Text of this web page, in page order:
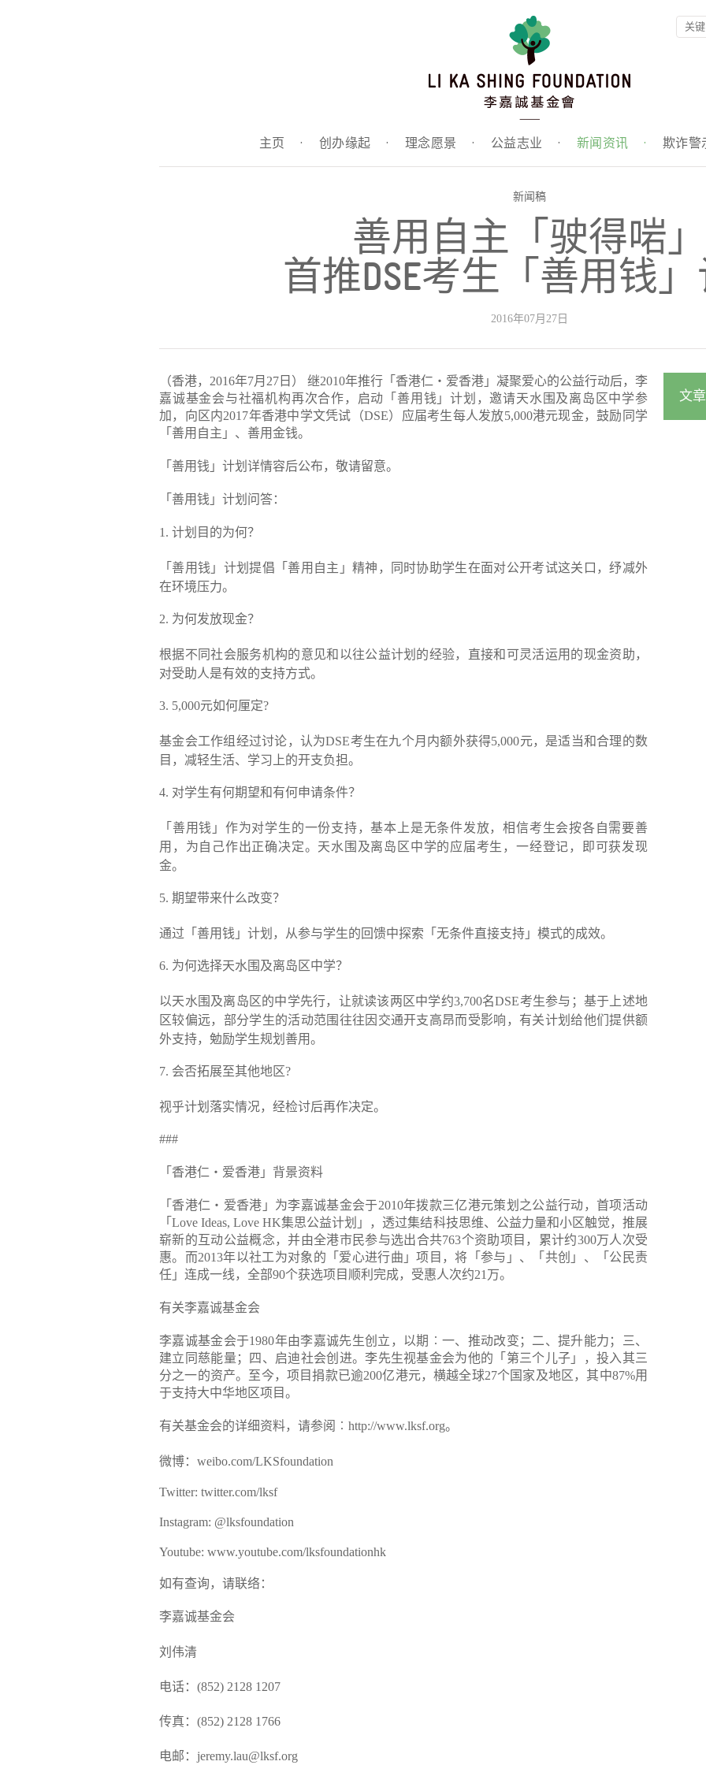
主页 · 创办缘起 · 理念愿景 · 公益志业 · 新闻资讯 · 欺诈警
新闻稿
善用自主「驶得啱」
首推DSE考生「善用钱
2016年07月27日
（香港，2016年7月27日） 继2010年推行「香港仁‧爱香港」凝聚爱心的公益行动后，李
嘉诚基金会与社福机构再次合作，启动「善用钱」计划，邀请天水围及离岛区中学参
加，向区内2017年香港中学文凭试（DSE）应届考生每人发放5,000港元现金，鼓励同学
「善用自主」、善用金钱。
「善用钱」计划详情容后公布，敬请留意。
「善用钱」计划问答：
1. 计划目的为何？
「善用钱」计划提倡「善用自主」精神，同时协助学生在面对公开考试这关口，纾减外
在环境压力。
2. 为何发放现金？
根据不同社会服务机构的意见和以往公益计划的经验，直接和可灵活运用的现金资助，
对受助人是有效的支持方式。
3. 5,000元如何厘定?
基金会工作组经过讨论，认为DSE考生在九个月内额外获得5,000元，是适当和合理的数
目，减轻生活、学习上的开支负担。
4. 对学生有何期望和有何申请条件？
「善用钱」作为对学生的一份支持，基本上是无条件发放，相信考生会按各自需要善
用，为自己作出正确决定。天水围及离岛区中学的应届考生，一经登记，即可获发现
金。
5. 期望带来什么改变？
通过「善用钱」计划，从参与学生的回馈中探索「无条件直接支持」模式的成效。
6. 为何选择天水围及离岛区中学？
以天水围及离岛区的中学先行，让就读该两区中学约3,700名DSE考生参与；基于上述地
区较偏远，部分学生的活动范围往往因交通开支高昂而受影响，有关计划给他们提供额
外支持，勉励学生规划善用。
7. 会否拓展至其他地区?
视乎计划落实情况，经检讨后再作决定。
###
「香港仁‧爱香港」背景资料
「香港仁‧爱香港」为李嘉诚基金会于2010年拨款三亿港元策划之公益行动，首项活动
「Love Ideas, Love HK集思公益计划」，透过集结科技思维、公益力量和小区触觉，推展
崭新的互动公益概念，并由全港市民参与选出合共763个资助项目，累计约300万人次受
惠。而2013年以社工为对象的「爱心进行曲」项目，将「参与」、「共创」、「公民责
任」连成一线，全部90个获选项目顺利完成，受惠人次约21万。
有关李嘉诚基金会
李嘉诚基金会于1980年由李嘉诚先生创立，以期︰一、推动改变；二、提升能力；三、
建立同慈能量；四、启迪社会创进。李先生视基金会为他的「第三个儿子」，投入其三
分之一的资产。至今，项目捐款已逾200亿港元，横越全球27个国家及地区，其中87%用
于支持大中华地区项目。
有关基金会的详细资料，请参阅︰http://www.lksf.org。
微博：weibo.com/LKSfoundation
Twitter: twitter.com/lksf
Instagram: @lksfoundation
Youtube: www.youtube.com/lksfoundationhk
如有查询，请联络：
李嘉诚基金会
刘伟清
电话：(852) 2128 1207
传真：(852) 2128 1766
电邮：jeremy.lau@lksf.org
文